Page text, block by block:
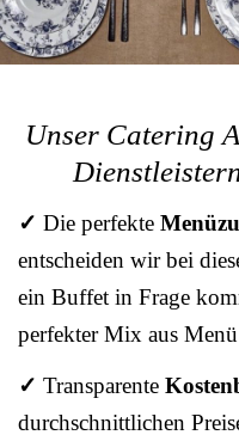
Unser Catering
✓ Die perfekte
entscheiden wir bei
ein Buffet in Frage
perfekter Mix aus
✓ Transparente
durchschnittlichen